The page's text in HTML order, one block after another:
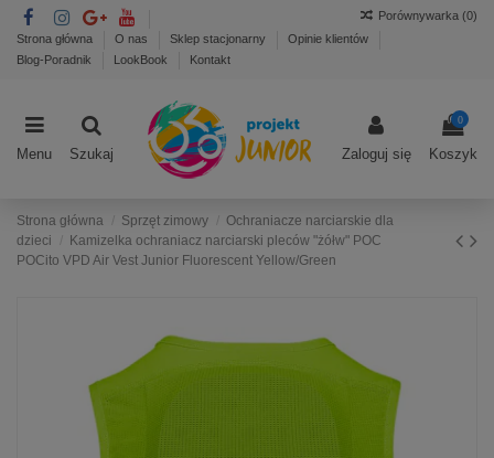
Strona główna O nas Sklep stacjonarny
Opinie klientów
Blog-Poradnik
LookBook Kontakt
Porównywarka (0)
Menu Szukaj Zaloguj się
0
Koszyk
Strona główna Sprzęt zimowy
Ochraniacze narciarskie dla
dzieci
Kamizelka ochraniacz narciarski pleców "żółw" POC
POCito VPD Air Vest Junior Fluorescent Yellow/Green